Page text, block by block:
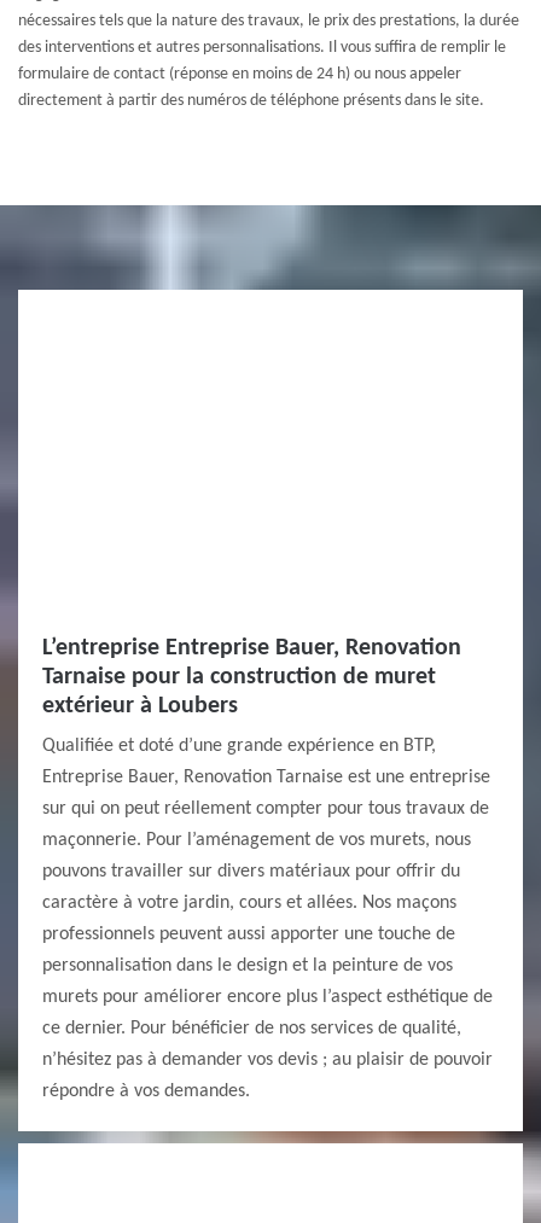
nécessaires tels que la nature des travaux, le prix des prestations, la durée
des interventions et autres personnalisations. Il vous suffira de remplir le
formulaire de contact (réponse en moins de 24 h) ou nous appeler
directement à partir des numéros de téléphone présents dans le site.
L’entreprise Entreprise Bauer, Renovation
Tarnaise pour la construction de muret
extérieur à Loubers
Qualifiée et doté d’une grande expérience en BTP,
Entreprise Bauer, Renovation Tarnaise est une entreprise
sur qui on peut réellement compter pour tous travaux de
maçonnerie. Pour l’aménagement de vos murets, nous
pouvons travailler sur divers matériaux pour offrir du
caractère à votre jardin, cours et allées. Nos maçons
professionnels peuvent aussi apporter une touche de
personnalisation dans le design et la peinture de vos
murets pour améliorer encore plus l’aspect esthétique de
ce dernier. Pour bénéficier de nos services de qualité,
n’hésitez pas à demander vos devis ; au plaisir de pouvoir
répondre à vos demandes.